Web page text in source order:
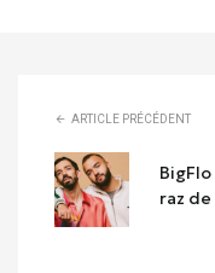
ARTICLE PRÉCÉDENT
raz